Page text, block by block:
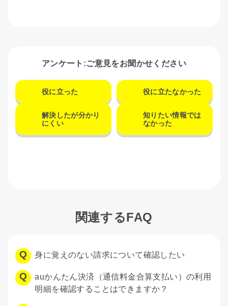
アンケート:ご意見をお聞かせください
役に立った 役に立たなかった
解決したが分かり
にくい
知りたい情報では
なかった
関連するFAQ
身に覚えのない請求について確認したい
auかんたん決済（通信料金合算支払い）の利用
明細を確認することはできますか？